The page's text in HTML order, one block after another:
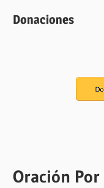
Donaciones
Oración